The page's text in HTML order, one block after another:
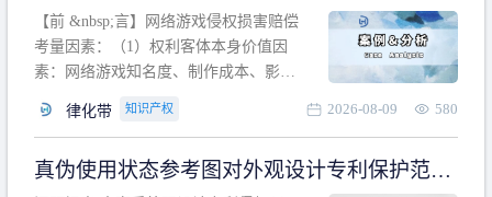
作狭义解释，一般情况下，只要依法享
有的、在本专利申请日之
【前 &nbsp;言】网络游戏侵权损害赔偿
考量因素：（1）权利客体本身价值因
素：网络游戏知名度、制作成本、影响
利角度因素：被诉侵权游戏销售数量、
人数、活跃人数、市场占用率；（3）被
律化带 知识产权 2026-08-09 580
真伪使用状态参考图对外观设计专利保护范围